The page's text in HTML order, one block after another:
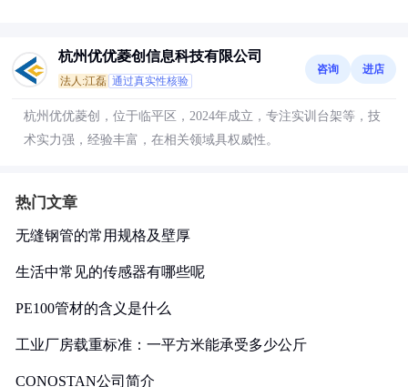
杭州优优菱创信息科技有限公司
法人:江磊 通过真实性核验
咨询 进店
杭州优优菱创，位于临平区，2024年成立，专注实训台架等，技
术实力强，经验丰富，在相关领域具权威性。
热门文章
无缝钢管的常用规格及壁厚
生活中常见的传感器有哪些呢
PE100管材的含义是什么
工业厂房载重标准：一平方米能承受多少公斤
CONOSTAN公司简介